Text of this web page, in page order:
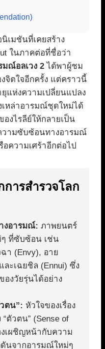
เมชันที่เคยสร้าง
ในภาคต่อที่ชื่อว่า
มณ์อลเวง 2 ได้พาผู้ชม
จิตใจอีกครั้ง แต่คราวนี้
แห่งความเปลี่ยนแปลง
เหล่าอารมณ์ชุดใหม่ได้
งไรลีย์ให้กลายเป็น
วามซับซ้อนทางอารมณ์
ความเศร้าอีกต่อไป
ารสำรวจโลก
งอารมณ์: ภาพยนตร์
ที่ซับซ้อน เช่น
า (Envy), อาย
ละเฉยชิล (Ennui) ซึ่ง
องวัยรุ่นได้อย่าง
ตน”: หัวใจของเรื่อง
ตัวตน” (Sense of
เผชิญหน้ากับความ
ดันจากอารมณ์ใหม่ๆ